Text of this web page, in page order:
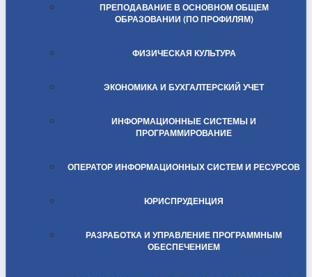
ПРЕПОДАВАНИЕ В ОСНОВНОМ ОБЩЕМ
ОБРАЗОВАНИИ (ПО ПРОФИЛЯМ)
ФИЗИЧЕСКАЯ КУЛЬТУРА
ЭКОНОМИКА И БУХГАЛТЕРСКИЙ УЧЕТ
ИНФОРМАЦИОННЫЕ СИСТЕМЫ И
ПРОГРАММИРОВАНИЕ
ОПЕРАТОР ИНФОРМАЦИОННЫХ СИСТЕМ И РЕСУРСОВ
ЮРИСПРУДЕНЦИЯ
РАЗРАБОТКА И УПРАВЛЕНИЕ ПРОГРАММНЫМ
ОБЕСПЕЧЕНИЕМ